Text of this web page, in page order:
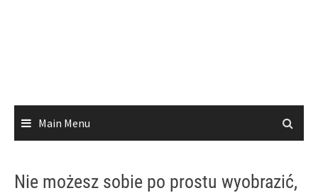
Main Menu
Nie możesz sobie po prostu wyobrazić,